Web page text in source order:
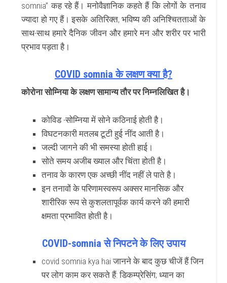
somnia” कह रहे हैं। मनोवैज्ञानिक कहते हैं कि लोगों के तनाव
ज्यादा हो गए हैं। इसके अतिरिक्त, भविष्य की अनिश्चितताओं के
साथ-साथ हमारे दैनिक जीवन और हमारे मन और शरीर पर भारी
प्रभाव पड़ता है।
COVID somnia के लक्षण क्या है?
कोरोना सोम्निया के लक्षण सामान्य तौर पर निम्नलिखित है।
कोविड -सोम्निया में सोने कठिनाई होती है।
विघटनकारी मतलब टूटी हुई नींद आती है।
जल्दी जागने की भी समस्या होती हाई।
सोते समय अजीब ख्याल और चिंता होती है।
तनाव के कारण एक अच्छी नींद नहीं ले पाते है।
इन तनावों के परिणामस्वरूप अक्सर मानसिक और
शारीरिक रूप से कुशलतापूर्वक कार्य करने की हमारी
क्षमता प्रभावित होती है।
COVID-somnia से निपटने के लिए उपाय
covid somnia kya hai जानने के बाद कुछ चीजें हैं जिन
पर लोग काम कर सकते हैं: डिकम्प्रेसिंग; ध्यान का